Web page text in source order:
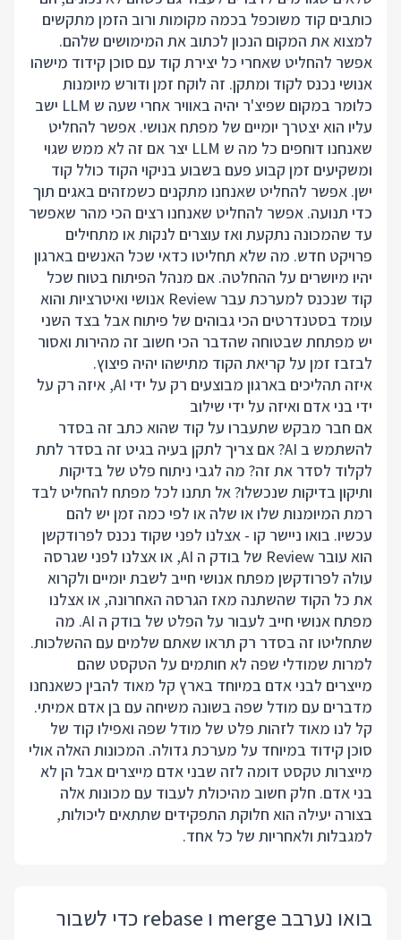
כותבים קוד משוכפל בכמה מקומות ורוב הזמן מתקשים
למצוא את המקום הנכון לכתוב את המימושים שלהם.
אפשר להחליט שאחרי כל יצירת קוד עם סוכן קידוד מישהו
אנושי נכנס לקוד ומתקן. זה לוקח זמן ודורש מיומנות
כלומר במקום שפיצ'ר יהיה באוויר אחרי שעה ש LLM ישב
עליו הוא יצטרך יומיים של מפתח אנושי. אפשר להחליט
שאנחנו דוחפים כל מה ש LLM יצר אם זה לא ממש שגוי
ומשקיעים זמן קבוע פעם בשבוע בניקוי הקוד כולל קוד
ישן. אפשר להחליט שאנחנו מתקנים כשמזהים באגים תוך
כדי תנועה. אפשר להחליט שאנחנו רצים הכי מהר שאפשר
עד שהמכונה נתקעת ואז עוצרים לנקות או מתחילים
פרויקט חדש. מה שלא תחליטו כדאי שכל האנשים בארגון
יהיו מיושרים על ההחלטה. אם מנהל הפיתוח בטוח שכל
קוד שנכנס למערכת עבר Review אנושי ואיטרציות והוא
עומד בסטנדרטים הכי גבוהים של פיתוח אבל בצד השני
יש מפתחת שבטוחה שהדבר הכי חשוב זה מהירות ואסור
לבזבז זמן על קריאת הקוד מתישהו יהיה פיצוץ.
איזה תהליכים בארגון מבוצעים רק על ידי AI, איזה רק על
ידי בני אדם ואיזה על ידי שילוב
אם חבר מבקש שתעברו על קוד שהוא כתב זה בסדר
להשתמש ב AI? אם צריך לתקן בעיה בגיט זה בסדר לתת
לקלוד לסדר את זה? מה לגבי ניתוח פלט של בדיקות
ותיקון בדיקות שנכשלו? אל תתנו לכל מפתח להחליט לבד
רמת המיומנות שלו או שלה או לפי כמה זמן יש להם
עכשיו. בואו ניישר קו - אצלנו לפני שקוד נכנס לפרודקשן
הוא עובר Review של בודק ה AI, או אצלנו לפני שגרסה
עולה לפרודקשן מפתח אנושי חייב לשבת יומיים ולקרוא
את כל הקוד שהשתנה מאז הגרסה האחרונה, או אצלנו
מפתח אנושי חייב לעבור על הפלט של בודק ה AI. מה
שתחליטו זה בסדר רק תראו שאתם שלמים עם ההשלכות.
למרות שמודלי שפה לא חותמים על הטקסט שהם
מייצרים לבני אדם במיוחד בארץ קל מאוד להבין כשאנחנו
מדברים עם מודל שפה בשונה משיחה עם בן אדם אמיתי.
קל לנו מאוד לזהות פלט של מודל שפה ואפילו קוד של
סוכן קידוד במיוחד על מערכת גדולה. המכונות האלה אולי
מייצרות טקסט דומה לזה שבני אדם מייצרים אבל הן לא
בני אדם. חלק חשוב מהיכולת לעבוד עם מכונות אלה
בצורה יעילה הוא חלוקת התפקידים שתתאים ליכולות,
למגבלות ולאחריות של כל אחד.
בואו נערבב merge ו rebase כדי לשבור